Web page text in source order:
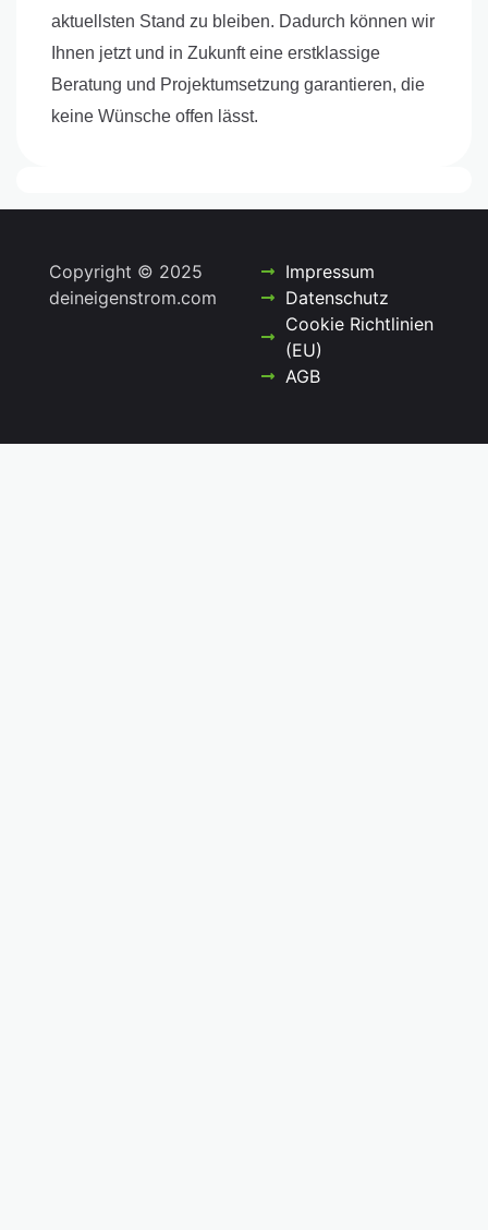
aktuellsten Stand zu bleiben. Dadurch können wir
Ihnen jetzt und in Zukunft eine erstklassige
Beratung und Projektumsetzung garantieren, die
keine Wünsche offen lässt.
Copyright © 2025
deineigenstrom.com
Impressum
Datenschutz
Cookie Richtlinien
(EU)
AGB